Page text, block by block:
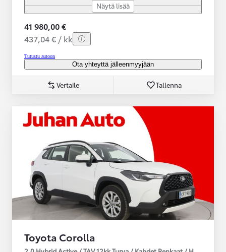
Näytä lisää
41 980,00 €
437,04 € / kk
Tutustu autoon
Ota yhteyttä jälleenmyyjään
Vertaile Tallenna
Toyota Corolla